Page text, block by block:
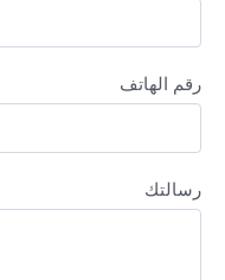
رقم الهاتف
رسالتك